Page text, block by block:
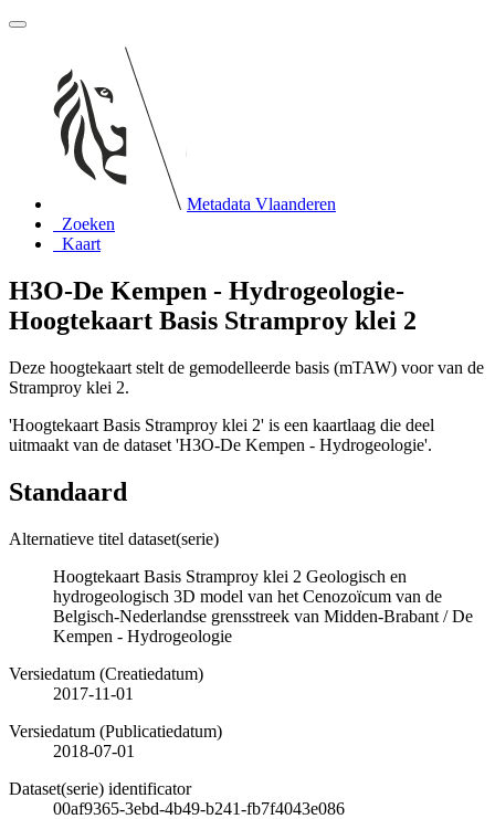
Metadata Vlaanderen
Zoeken
Kaart
H3O-De Kempen - Hydrogeologie-
Hoogtekaart Basis Stramproy klei 2
Deze hoogtekaart stelt de gemodelleerde basis (mTAW) voor van de
Stramproy klei 2.
'Hoogtekaart Basis Stramproy klei 2' is een kaartlaag die deel
uitmaakt van de dataset 'H3O-De Kempen - Hydrogeologie'.
Standaard
Alternatieve titel dataset(serie)
Hoogtekaart Basis Stramproy klei 2 Geologisch en
hydrogeologisch 3D model van het Cenozoïcum van de
Belgisch-Nederlandse grensstreek van Midden-Brabant / De
Kempen - Hydrogeologie
Versiedatum (Creatiedatum)
2017-11-01
Versiedatum (Publicatiedatum)
2018-07-01
Dataset(serie) identificator
00af9365-3ebd-4b49-b241-fb7f4043e086